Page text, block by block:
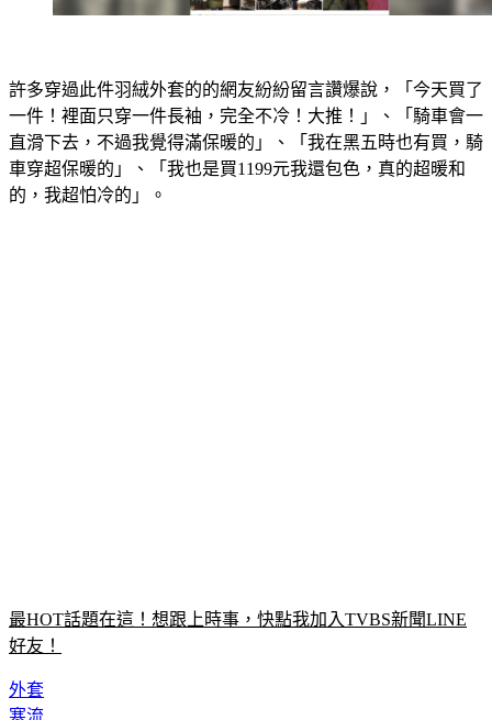
一件！裡面只穿一件長袖，完全不冷！大推！」、「騎車會一
直滑下去，不過我覺得滿保暖的」、「我在黑五時也有買，騎
車穿超保暖的」、「我也是買1199元我還包色，真的超暖和
的，我超怕冷的」。
好友！
寒流
好市多